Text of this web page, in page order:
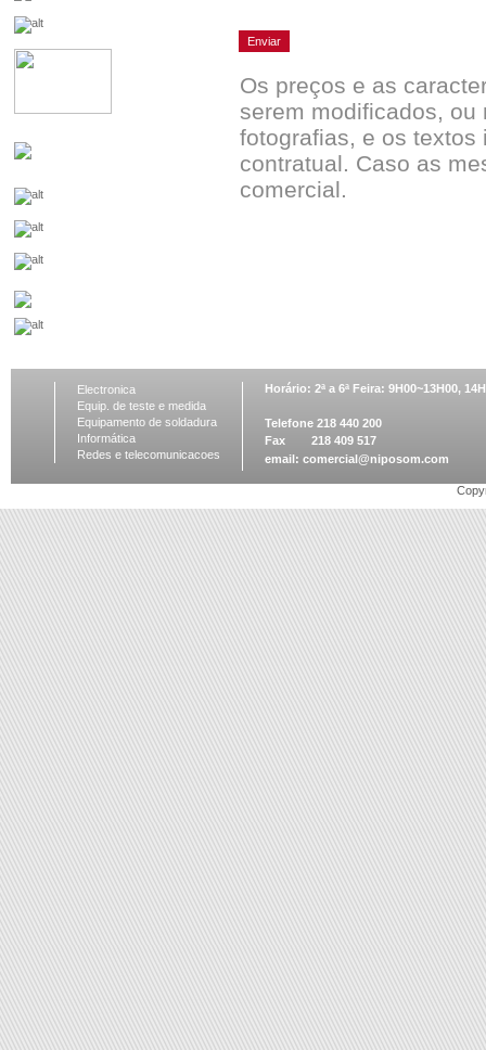
Os preços e as
serem modificados, ou
fotografias, e os
contratual. Caso as
comercial.
Electronica
Equip. de teste e medida
Equipamento de soldadura
Informática
Redes e telecomunicacoes
Horário: 2ª a 6ª Feira: 9H00~13H00,
Telefone 218 440 200
Fax 218 409 517
email: comercial@niposom.com